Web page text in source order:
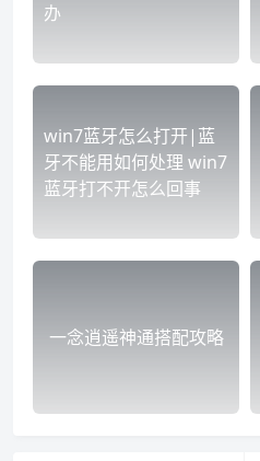
办
win7蓝牙怎么打开|蓝
牙不能用如何处理 win7
蓝牙打不开怎么回事
一念逍遥神通搭配攻略